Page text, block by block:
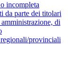
incompleta
da parte dei titolari
di
provinciali